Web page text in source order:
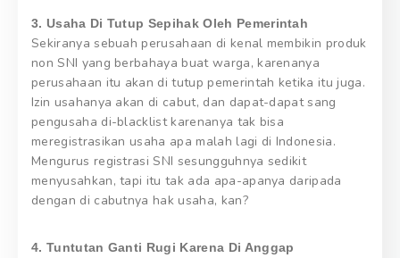
3. Usaha Di Tutup Sepihak Oleh Pemerintah
Sekiranya sebuah perusahaan di kenal membikin produk
non SNI yang berbahaya buat warga, karenanya
perusahaan itu akan di tutup pemerintah ketika itu juga.
Izin usahanya akan di cabut, dan dapat-dapat sang
pengusaha di-blacklist karenanya tak bisa
meregistrasikan usaha apa malah lagi di Indonesia.
Mengurus registrasi SNI sesungguhnya sedikit
menyusahkan, tapi itu tak ada apa-apanya daripada
dengan di cabutnya hak usaha, kan?
4. Tuntutan Ganti Rugi Karena Di Anggap